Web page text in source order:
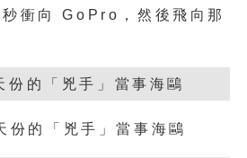
衝向 GoPro，然後飛向那
份的 「兇手」當事海鷗